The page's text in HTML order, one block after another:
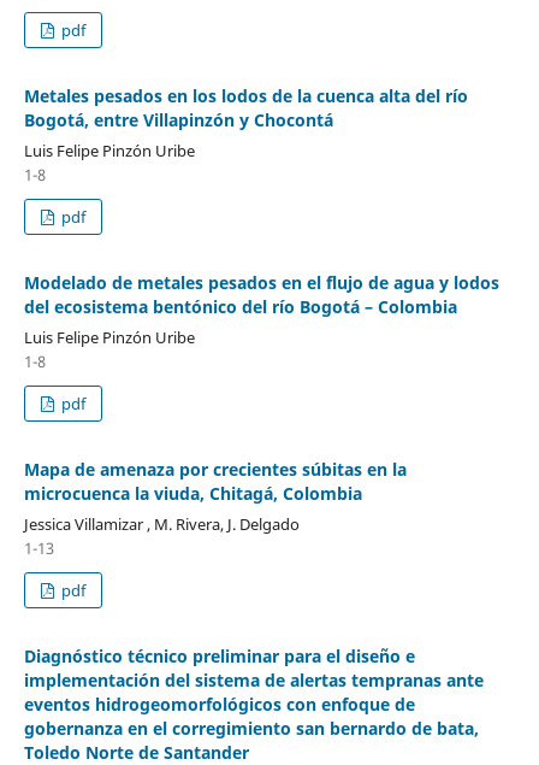
pdf
Metales pesados en los lodos de la cuenca alta del río
Bogotá, entre Villapinzón y Chocontá
Luis Felipe Pinzón Uribe
1-8
pdf
Modelado de metales pesados en el flujo de agua y lodos
del ecosistema bentónico del río Bogotá – Colombia
Luis Felipe Pinzón Uribe
1-8
pdf
Mapa de amenaza por crecientes súbitas en la
microcuenca la viuda, Chitagá, Colombia
Jessica Villamizar , M. Rivera, J. Delgado
1-13
pdf
Diagnóstico técnico preliminar para el diseño e
implementación del sistema de alertas tempranas ante
eventos hidrogeomorfológicos con enfoque de
gobernanza en el corregimiento san bernardo de bata,
Toledo Norte de Santander